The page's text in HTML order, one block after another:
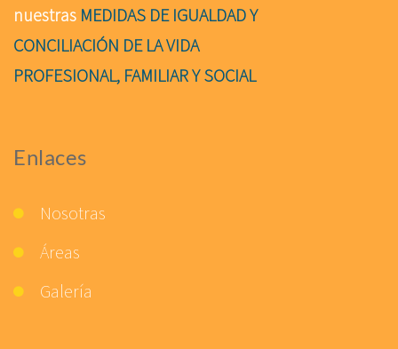
nuestras MEDIDAS DE IGUALDAD Y
CONCILIACIÓN DE LA VIDA
PROFESIONAL, FAMILIAR Y SOCIAL
Enlaces
Nosotras
Áreas
Galería